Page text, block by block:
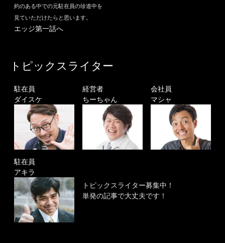
約のある中での元駐在員の珍道中を
見ていただけたらと思います。
エッジ第一話へ
トピックスライター
駐在員
ダイスケ
経営者
ちーちゃん
会社員
マシャ
駐在員
アキラ
トピックスライター募集中！
単発の記事で大丈夫です！